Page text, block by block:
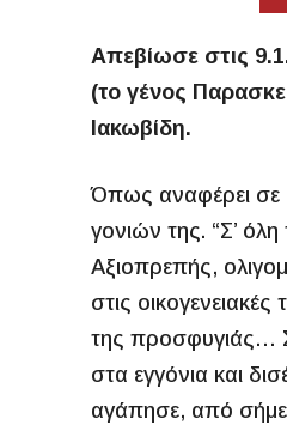
Απεβίωσε στις
(το γένος
Ιακωβίδη.
Όπως αναφέρει σε
γονιών της. “Σ’
Αξιοπρεπής,
στις
της προσφυγιάς…
στα εγγόνια και
αγάπησε, από